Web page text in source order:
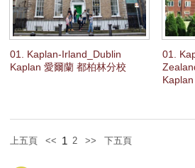
01. Kaplan-Irland_Dublin
Kaplan 愛爾蘭 都柏林分校
01.
上五頁 << 1 2 >> 下五頁